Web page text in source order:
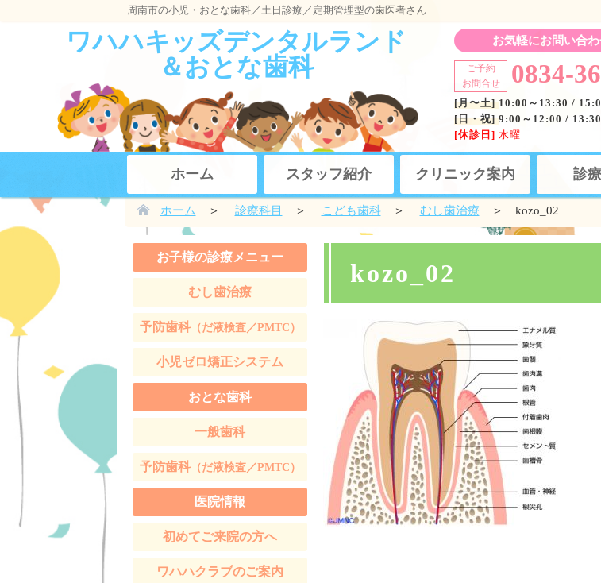
周南市の小児・おとな歯科／土日診療／定期管理型の歯医者さん
ワハハキッズデンタルランド
＆おとな歯科
お気軽にお問い合
ご予約
お問合せ
0834-
[月〜土]10:00～13:30 /
[日・祝]9:00～12:00 /
[休診日] 水曜
ホーム スタッフ紹介 クリニック案内 診
ホーム ＞ 診療科目 ＞ こども歯科＞ むし歯治療 ＞ kozo_02
お子様の診療メニュー
むし歯治療
予防歯科（だ液検査／PMTC）
小児ゼロ矯正システム
おとな歯科
一般歯科
予防歯科（だ液検査／PMTC）
医院情報
初めてご来院の方へ
ワハハクラブのご案内
kozo_02